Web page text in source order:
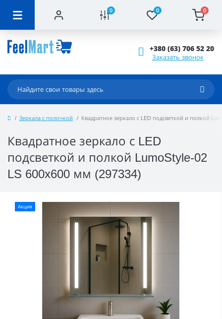
0 0 0
+380 (63) 706 52 20
Заказать звонок
Зеркала с полочкой Квадратное зеркало с LED подсветкой и полкой
Квадратное зеркало с LED
подсветкой и полкой LumoStyle-02
LS 600x600 мм (297334)
Акция